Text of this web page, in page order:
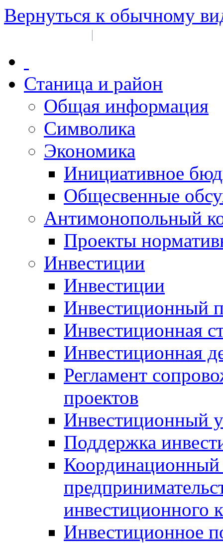
Вернуться к обычному
|
Станица и район
Общая информация
Символика
Экономика
Инициативное
Общесвенные
Антимонопольный
Проекты
Инвестиции
Инвестиции
Инвестиционный
Инвестиционная
Инвестиционная
Регламент
проектов
Инвестиционный
Поддержка
Координационный
инвестиционного
Инвестиционное